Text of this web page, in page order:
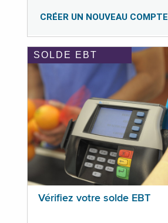
CRÉER UN NOUVEAU COMPTE
SOLDE EBT
Vérifiez votre solde EBT